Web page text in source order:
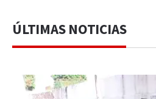
ÚLTIMAS NOTICIAS